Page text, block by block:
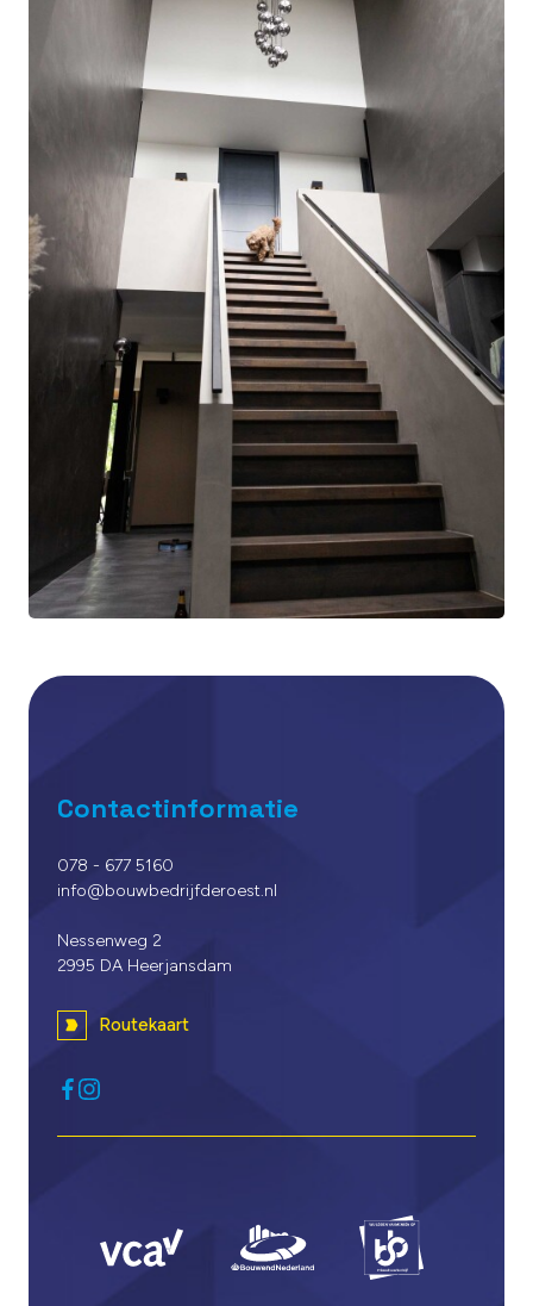
Contactinformatie
078 - 677 5160
info@bouwbedrijfderoest.nl
Nessenweg 2
2995 DA Heerjansdam
Routekaart